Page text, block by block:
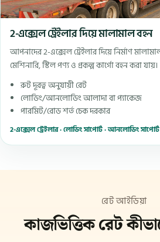
2-এক্সেল ট্রেইলার দিয়ে মালামাল বহন
আপনাদের 2-এক্সেল ট্রেইলার দিয়ে নির্মাণ
মেশিনারি, স্টিল পণ্য ও প্রকল্প কার্গো বহন করা যায়।
রুট দূরত্ব অনুযায়ী রেট
লোডিং/আনলোডিং আলাদা বা প্যাকেজ
পারমিট/রোড শর্ত চেক দরকার
2-এক্সেল ট্রেইলার · লোডিং সাপোর্ট · আনলোডিং সাপোর্ট
রেট আইডিয়া
কাজভিত্তিক রেট